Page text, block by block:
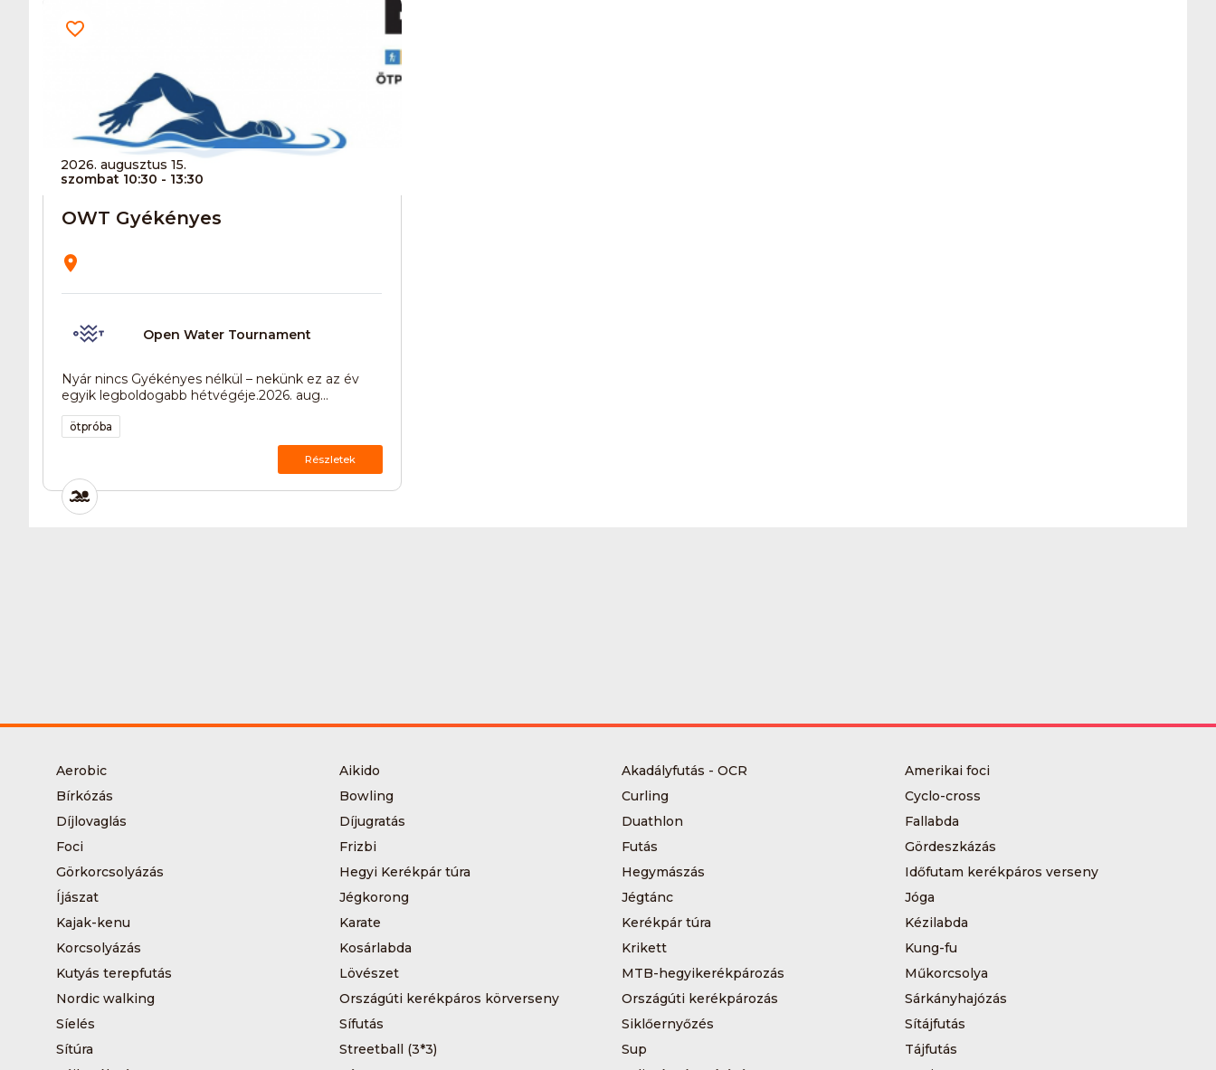
2026. augusztus 15.
szombat 10:30 - 13:30
OWT Gyékényes
Open Water Tournament
Nyár nincs Gyékényes nélkül – nekünk ez az év
egyik legboldogabb hétvégéje.2026. aug...
ötpróba
Részletek
Aerobic Aikido Akadályfutás - OCR
Amerikai foci
Bírkózás
Bowling Curling
Cyclo-cross
Díjlovaglás
Díjugratás Duathlon
Fallabda
Foci
Frizbi Futás
Gördeszkázás
Görkorcsolyázás
Hegyi Kerékpár túra Hegymászás
Időfutam kerékpáros verseny
Íjászat
Jégkorong Jégtánc
Jóga
Kajak-kenu
Karate Kerékpár túra
Kézilabda
Korcsolyázás
Kosárlabda Krikett
Kung-fu
Kutyás terepfutás
Lövészet MTB-hegyikerékpározás
Műkorcsolya
Nordic walking
Országúti kerékpáros körverseny Országúti kerékpározás
Sárkányhajózás
Síelés
Sífutás Siklőernyőzés
Sítájfutás
Sítúra
Streetball (3*3) Sup
Tájfutás